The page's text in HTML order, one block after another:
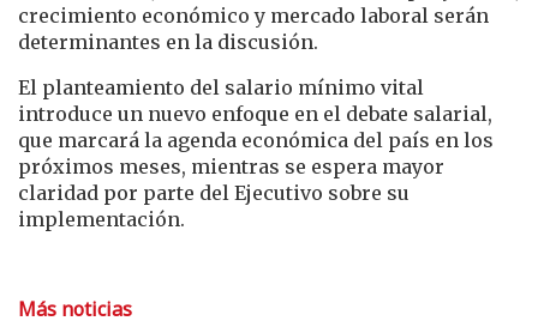
crecimiento económico y mercado laboral serán
determinantes en la discusión.
El planteamiento del salario mínimo vital
introduce un nuevo enfoque en el debate salarial,
que marcará la agenda económica del país en los
próximos meses, mientras se espera mayor
claridad por parte del Ejecutivo sobre su
implementación.
Más noticias